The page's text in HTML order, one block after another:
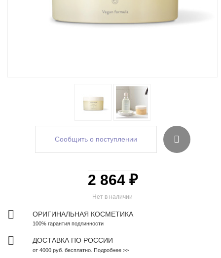
Сообщить о поступлении
Нет в наличии
2 864 ₽
ОРИГИНАЛЬНАЯ КОСМЕТИКА
100% гарантия подлинности
ДОСТАВКА ПО РОССИИ
от 4000 руб. бесплатно. Подробнее >>